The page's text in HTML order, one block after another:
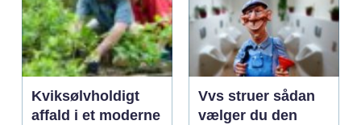
Kviksølvholdigt
affald i et moderne
Vvs struer sådan
vælger du den